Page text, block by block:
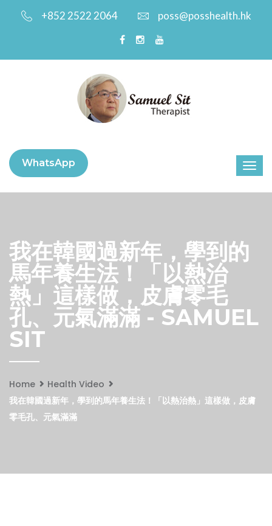
+852 2522 2064 poss@posshealth.hk
WhatsApp
我在韓國過新年，學到的
馬年養生法！「以熱治
熱」這樣做，皮膚零毛
孔、元氣滿滿 - SAMUEL
SIT
Home
Health Video
我在韓國過新年，學到的馬年養生法！「以熱治熱」這樣做，皮膚
零毛孔、元氣滿滿